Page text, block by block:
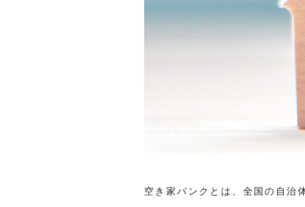
空き家バンクとは、全国の自治